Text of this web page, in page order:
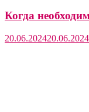
Когда
20.06.202420.06.2024